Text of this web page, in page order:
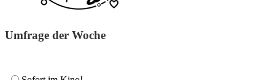
Umfrage der Woche